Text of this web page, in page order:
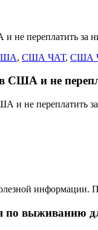
не переплатить за
, США ЧАТ, США
США и не
информации.
по выживанию